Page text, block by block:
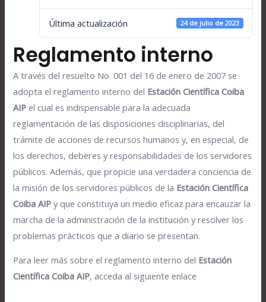
Última actualización 24 de julio de 2023
Reglamento interno
A través del resuelto No. 001 del 16 de enero de 2007 se
adopta el reglamento interno del Estación Científica Coiba
AIP el cual es indispensable para la adecuada
reglamentación de las disposiciones disciplinarias, del
trámite de acciones de recursos humanos y, en especial, de
los derechos, deberes y responsabilidades de los servidores
públicos. Además, que propicie una verdadera conciencia de
la misión de los servidores públicos de la Estación Científica
Coiba AIP y que constituya un medio eficaz para encauzar la
marcha de la administración de la institución y resolver los
problemas prácticos que a diario se presentan.
Para leer más sobre el reglamento interno del Estación
Científica Coiba AIP, acceda al siguiente enlace